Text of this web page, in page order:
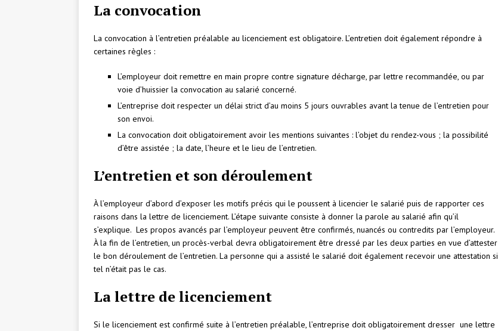
La convocation
La convocation à l’entretien préalable au licenciement est obligatoire. L’entretien doit également répondre à
certaines règles :
L’employeur doit remettre en main propre contre signature décharge, par lettre recommandée, ou par
voie d’huissier la convocation au salarié concerné.
L’entreprise doit respecter un délai strict d’au moins 5 jours ouvrables avant la tenue de l’entretien pour
son envoi.
La convocation doit obligatoirement avoir les mentions suivantes : l’objet du rendez-vous ; la possibilité
d’être assistée ; la date, l’heure et le lieu de l’entretien.
L’entretien et son déroulement
À l’employeur d’abord d’exposer les motifs précis qui le poussent à licencier le salarié puis de rapporter ces
raisons dans la lettre de licenciement. L’étape suivante consiste à donner la parole au salarié afin qu’il
s’explique. Les propos avancés par l’employeur peuvent être confirmés, nuancés ou contredits par l’employeur.
À la fin de l’entretien, un procès-verbal devra obligatoirement être dressé par les deux parties en vue d’attester
le bon déroulement de l’entretien. La personne qui a assisté le salarié doit également recevoir une attestation si
tel n’était pas le cas.
La lettre de licenciement
Si le licenciement est confirmé suite à l’entretien préalable, l’entreprise doit obligatoirement dresser une lettre